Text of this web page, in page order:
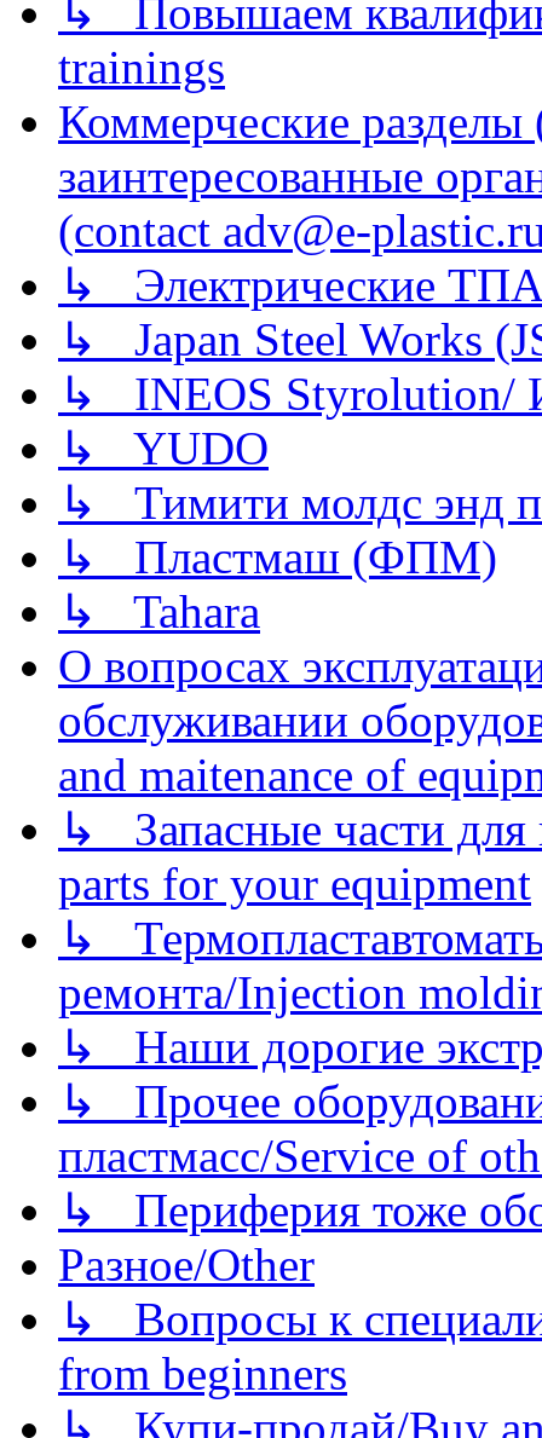
↳ Повышаем
trainings
Коммерческие
заинтересованные
(contact adv@e-
↳ Электрические
↳ Japan Steel Works
↳ INEOS
↳ YUDO
↳ Тимити молдс энд
↳ Пластмаш (ФПМ)
↳ Tahara
О вопросах
обслуживании
and maitenance of
↳ Запасные части для
parts for your equipment
↳
ремонта/Injection
↳ Наши дорогие
↳ Прочее
пластмасс/Service of
↳ Периферия тоже
Разное/Other
↳ Вопросы к
from beginners